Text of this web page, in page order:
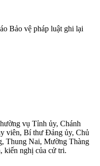
Bảo vệ pháp luật ghi lại
vụ Tỉnh ủy, Chánh
viên, Bí thư Đảng ủy, Chủ
Thung Nai, Mường Thàng
nghị của cử tri.